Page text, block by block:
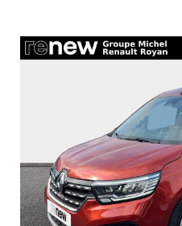
MICROCAR
PROFESSIONAL
GROUPE
MICHEL
ACADÉMIE
MICHEL
ACTUALITÉS